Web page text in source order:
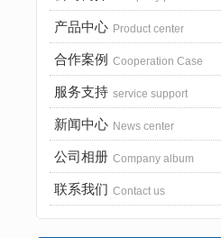
产品中心 Product center
合作案例 Cooperation Case
服务支持 service support
新闻中心 News center
公司相册 Company album
联系我们 Contact us